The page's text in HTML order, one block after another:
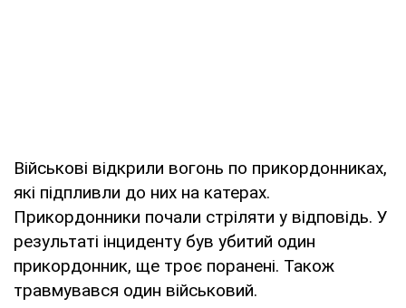
Військові відкрили вогонь по прикордонниках,
які підпливли до них на катерах.
Прикордонники почали стріляти у відповідь. У
результаті інциденту був убитий один
прикордонник, ще троє поранені. Також
травмувався один військовий.